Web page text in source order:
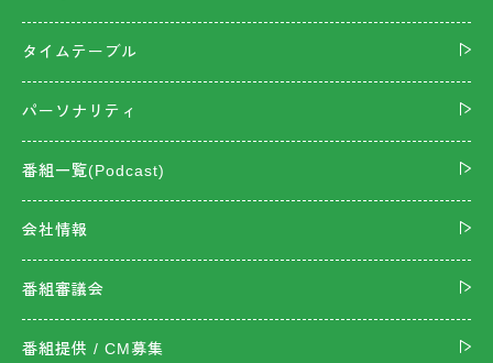
タイムテーブル
パーソナリティ
番組一覧(Podcast)
会社情報
番組審議会
番組提供 / CM募集